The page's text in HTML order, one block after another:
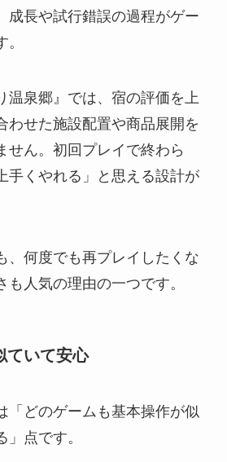
成長や試行錯誤の過程がゲー
温泉郷』では、宿の評価を上
わせた施設配置や商品展開を
せん。初回プレイで終わら
手くやれる」と思える設計が
、何度でも再プレイしたくな
も人気の理由の一つです。
ていて安心
「どのゲームも基本操作が似
点です。